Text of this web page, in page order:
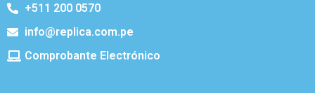
+511 200 0570
info@replica.com.pe
Comprobante Electrónico